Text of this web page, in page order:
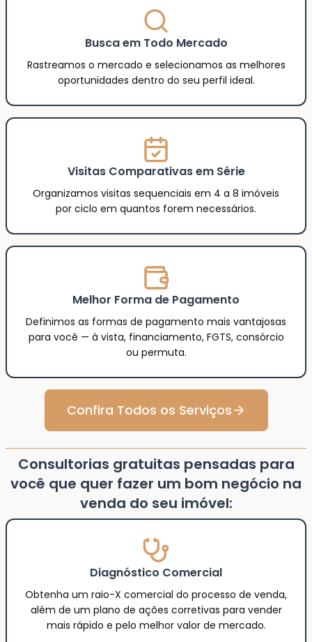
Busca em Todo Mercado
Rastreamos o mercado e selecionamos as melhores
oportunidades dentro do seu perfil ideal.
Visitas Comparativas em Série
Organizamos visitas sequenciais em 4 a 8 imóveis
por ciclo em quantos forem necessários.
Melhor Forma de Pagamento
Definimos as formas de pagamento mais vantajosas
para você — à vista, financiamento, FGTS, consórcio
ou permuta.
Confira Todos os Serviços
Consultorias gratuitas pensadas para
você que quer fazer um bom negócio na
venda do seu imóvel:
Diagnóstico Comercial
Obtenha um raio-X comercial do processo de venda,
além de um plano de ações corretivas para vender
mais rápido e pelo melhor valor de mercado.